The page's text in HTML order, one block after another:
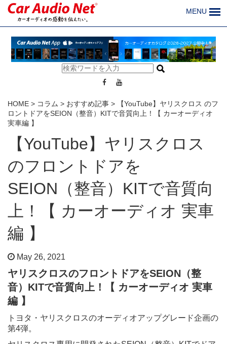
MENU
HOME > コラム > おすすめ記事 >
【YouTube】ヤリスクロス のフ
ロントドアをSEION（整音）KITで音質向上！【 カーオーディオ
実車編 】
【YouTube】ヤリスクロス
のフロントドアを
SEION（整音）KITで音質向
上！【 カーオーディオ 実車
編 】
May 26, 2021
ヤリスクロスのフロントドアをSEION（整
音）KITで音質向上！【 カーオーディオ 実車
編 】
トヨタ・ヤリスクロスのオーディオアップグレード企画の
第4弾。